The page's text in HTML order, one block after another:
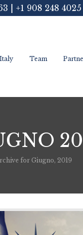
| +1 908 248 4025
Team
for Giugno, 2019